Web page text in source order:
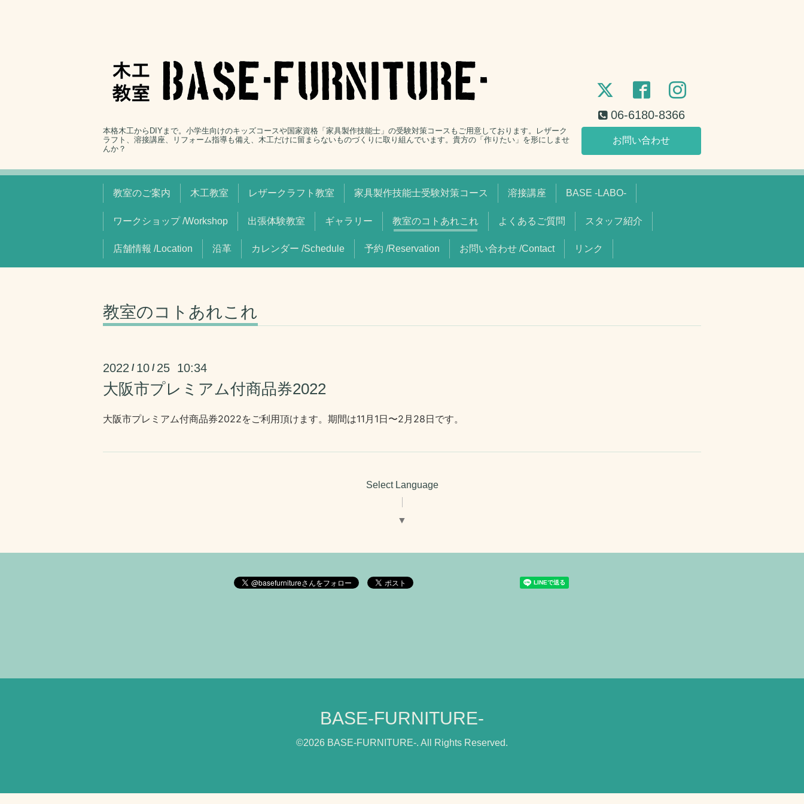
本格木工からDIYまで。小学生向けのキッズコースや国家資格「家具製作技能士」の受験対策コースもご用意しております。レザーク
ラフト、溶接講座、リフォーム指導も備え、木工だけに留まらないものづくりに取り組んでいます。貴方の「作りたい」を形にしませ
んか？
06-6180-8366
お問い合わせ
教室のご案内 木工教室 レザークラフト教室 家具製作技能士受験対策コース 溶接講座 BASE -LABO-
ワークショップ /Workshop 出張体験教室 ギャラリー 教室のコトあれこれ よくあるご質問 スタッフ紹介
店舗情報 /Location 沿革 カレンダー /Schedule 予約 /Reservation お問い合わせ /Contact リンク
教室のコトあれこれ
2022 / 10 / 25 10:34
大阪市プレミアム付商品券2022
大阪市プレミアム付商品券2022をご利用頂けます。期間は11月1日〜2月28日です。
Select Language
▼
BASE-FURNITURE-
©2026 BASE-FURNITURE-. All Rights Reserved.